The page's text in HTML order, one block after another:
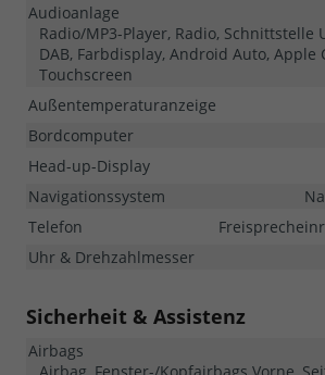
Audioanlage
Radio/MP3-Player, Radio, Schnittstelle
DAB, Farbdisplay, Android Auto, Apple
Touchscreen
Außentemperaturanzeige
Bordcomputer
Head-up-Display
Navigationssystem
Telefon
Uhr & Drehzahlmesser
Sicherheit & Assistenz
Airbags